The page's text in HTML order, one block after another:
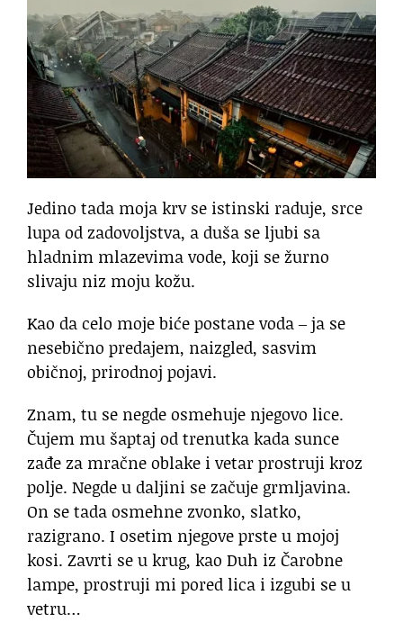
Jedino tada moja krv se istinski raduje, srce
lupa od zadovoljstva, a duša se ljubi sa
hladnim mlazevima vode, koji se žurno
slivaju niz moju kožu.
Kao da celo moje biće postane voda ‒ ja se
nesebično predajem, naizgled, sasvim
običnoj, prirodnoj pojavi.
Znam, tu se negde osmehuje njegovo lice.
Čujem mu šaptaj od trenutka kada sunce
zađe za mračne oblake i vetar prostruji kroz
polje. Negde u daljini se začuje grmljavina.
On se tada osmehne zvonko, slatko,
razigrano. I osetim njegove prste u mojoj
kosi. Zavrti se u krug, kao Duh iz Čarobne
lampe, prostruji mi pored lica i izgubi se u
vetru…